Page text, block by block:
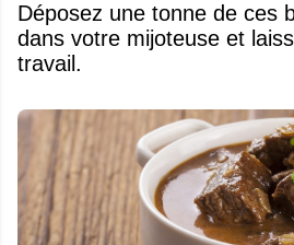
Déposez une tonne de ces
dans votre mijoteuse et
travail.